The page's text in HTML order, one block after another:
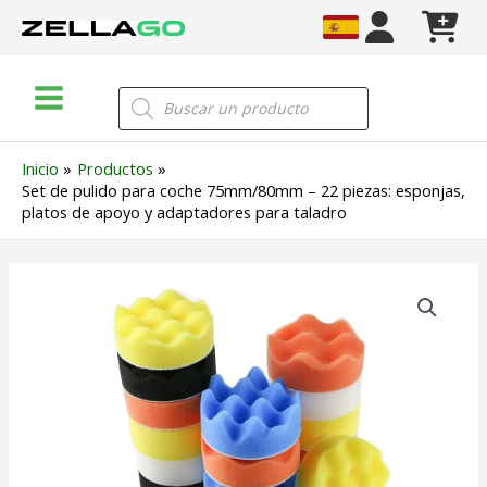
Menu
Búsqueda
de
productos
Inicio
Productos
Set de pulido para coche 75mm/80mm – 22 piezas: esponjas,
platos de apoyo y adaptadores para taladro